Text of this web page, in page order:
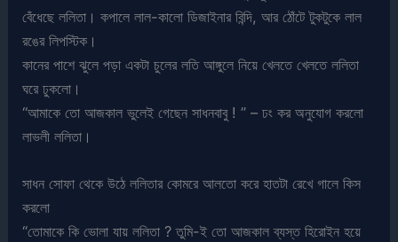
বেঁধেছে ললিতা। কপালে লাল-কালো ডিজাইনার বিন্দি, আর ঠোঁটে টুকটুকে লাল
রঙের লিপস্টিক।
কানের পাশে ঝুলে পড়া একটা চুলের লতি আঙ্গুলে নিয়ে খেলতে খেলতে ললিতা
ঘরে ঢুকলো।
“আমাকে তো আজকাল ভুলেই গেছেন সাধনবাবু ! ” – ঢং কর অনুযোগ করলো
লাভলী ললিতা।
সাধন সোফা থেকে উঠে ললিতার কোমরে আলতো করে হাতটা রেখে গালে কিস
করলো
“তোমাকে কি ভোলা যায় ললিতা ? তুমি-ই তো আজকাল ব্যস্ত হিরোইন হয়ে